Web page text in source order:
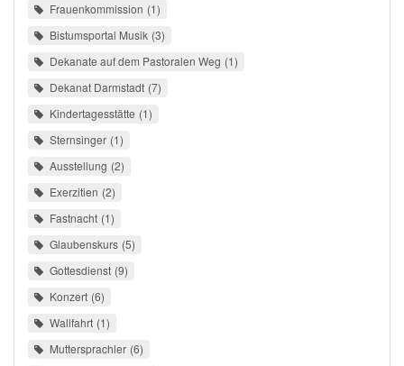
Frauenkommission 1
Bistumsportal Musik 3
Dekanate auf dem Pastoralen Weg 1
Dekanat Darmstadt 7
Kindertagesstätte 1
Sternsinger 1
Ausstellung 2
Exerzitien 2
Fastnacht 1
Glaubenskurs 5
Gottesdienst 9
Konzert 6
Wallfahrt 1
Muttersprachler 6